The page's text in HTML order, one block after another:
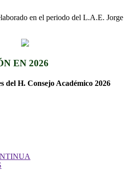
en el periodo del L.A.E. Jorge
EN 2026
del H. Consejo Académico 2026